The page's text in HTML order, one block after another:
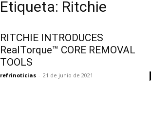
Etiqueta: Ritchie
RITCHIE INTRODUCES
RealTorque™ CORE REMOVAL
TOOLS
refrinoticias - 21 de junio de 2021